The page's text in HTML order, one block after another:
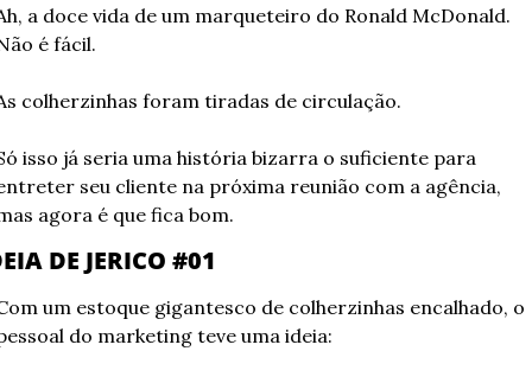
a doce vida de um marqueteiro do Ronald McDonald.
é fácil.
colherzinhas foram tiradas de circulação.
isso já seria uma história bizarra o suficiente para
seu cliente na próxima reunião com a agência,
agora é que fica bom.
DE JERICO #01
um estoque gigantesco de colherzinhas encalhado, o
do marketing teve uma ideia: